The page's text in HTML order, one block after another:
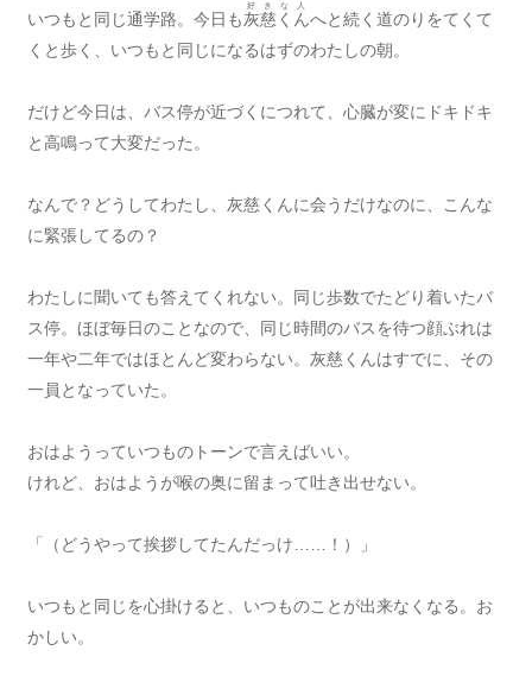
いつもと同じ通学路。今日も灰慈くん
好きな人
へと続く道のりをてくて
くと歩く、いつもと同じになるはずのわたしの朝。
だけど今日は、バス停が近づくにつれて、心臓が変にドキドキ
と高鳴って大変だった。
なんで？どうしてわたし、灰慈くんに会うだけなのに、こんな
に緊張してるの？
わたしに聞いても答えてくれない。同じ歩数でたどり着いたバ
ス停。ほぼ毎日のことなので、同じ時間のバスを待つ顔ぶれは
一年や二年ではほとんど変わらない。灰慈くんはすでに、その
一員となっていた。
おはようっていつものトーンで言えばいい。
けれど、おはようが喉の奥に留まって吐き出せない。
「（どうやって挨拶してたんだっけ……！）」
いつもと同じを心掛けると、いつものことが出来なくなる。お
かしい。